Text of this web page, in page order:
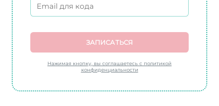
ЗАПИСАТЬСЯ
Нажимая кнопку, вы соглашаетесь с политикой
конфиденциальности